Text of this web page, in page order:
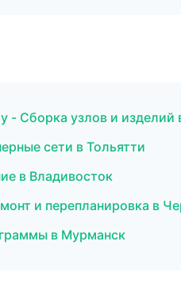
Сборка узлов и изделий
сети в Тольятти
в Владивосток
и перепланировка в
в Мурманск